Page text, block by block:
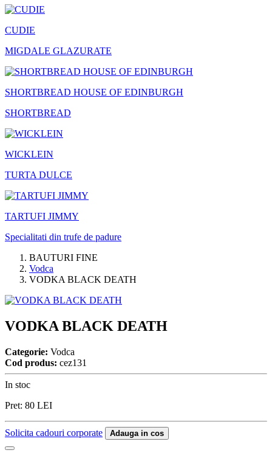
CUDIE
MIGDALE GLAZURATE
SHORTBREAD HOUSE OF EDINBURGH
SHORTBREAD
WICKLEIN
TURTA DULCE
TARTUFI JIMMY
Specialitati din trufe de padure
BAUTURI FINE
Vodca
VODKA BLACK DEATH
VODKA BLACK DEATH
Categorie: Vodca
Cod produs: cez131
In stoc
Pret: 80 LEI
Solicita cadouri corporate Adauga in cos